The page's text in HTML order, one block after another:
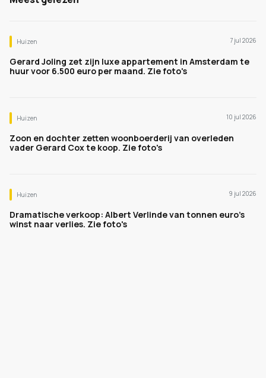
Huizen 7 jul 2026
Gerard Joling zet zijn luxe appartement in Amsterdam te
huur voor 6.500 euro per maand. Zie foto's
Huizen 10 jul 2026
Zoon en dochter zetten woonboerderij van overleden
vader Gerard Cox te koop. Zie foto's
Huizen 9 jul 2026
Dramatische verkoop: Albert Verlinde van tonnen euro's
winst naar verlies. Zie foto's